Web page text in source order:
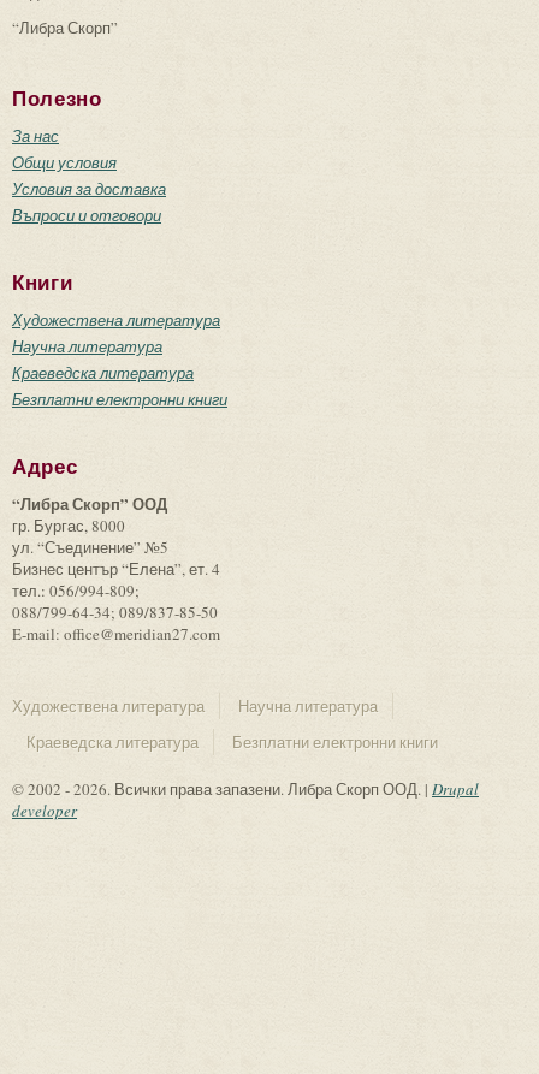
“Либра Скорп”
Полезно
За нас
Общи условия
Условия за доставка
Въпроси и отговори
Книги
Художествена литература
Научна литература
Краеведска литература
Безплатни електронни книги
Адрес
“Либра Скорп” ООД
гр. Бургас, 8000
ул. “Съединение” №5
Бизнес център “Елена”, ет. 4
тел.: 056/994-809;
088/799-64-34; 089/837-85-50
E-mail: office@meridian27.com
Художествена литература
Научна литература
Краеведска литература
Безплатни електронни книги
© 2002 - 2026. Всички права запазени. Либра Скорп ООД. | Drupal
developer